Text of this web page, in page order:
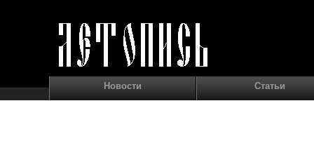
Новости Статьи